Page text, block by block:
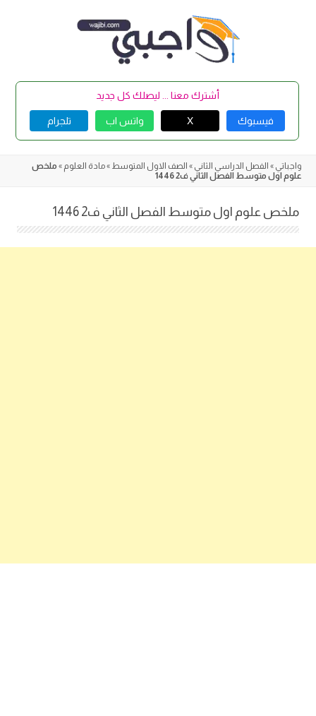
أشترك معنا ... ليصلك كل جديد
فيسبوك X واتس اب تلجرام
واجباتي » الفصل الدراسي الثاني » الصف الاول المتوسط »مادة العلوم » ملخص
علوم اول متوسط الفصل الثاني ف2 1446
ملخص علوم اول متوسط الفصل الثاني ف2 1446